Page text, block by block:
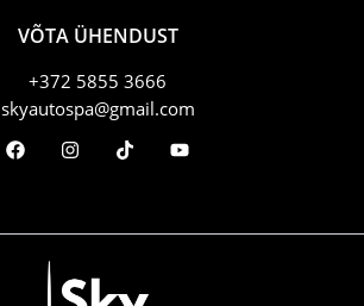
VÕTA ÜHENDUST
+372 5855 3666
skyautospa@gmail.com